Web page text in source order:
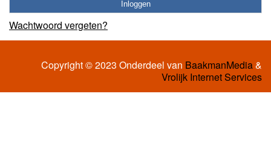
Wachtwoord vergeten?
Copyright © 2023 Onderdeel van BaakmanMedia&
Vrolijk Internet Services